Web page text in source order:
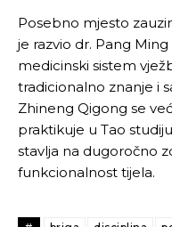
Pusti
Pusti
Posebno mjesto
je razvio dr. Pang
medicinski sistem
tradicionalno znanje i
Zhineng Qigong se
praktikuje u Tao
stavlja na dugoročno
funkcionalnost tijela.